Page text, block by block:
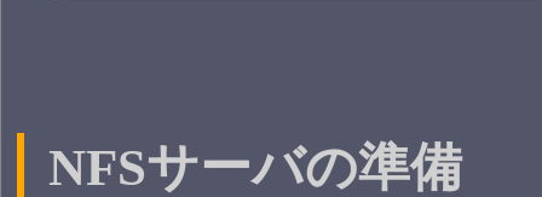
NFSサーバの準備